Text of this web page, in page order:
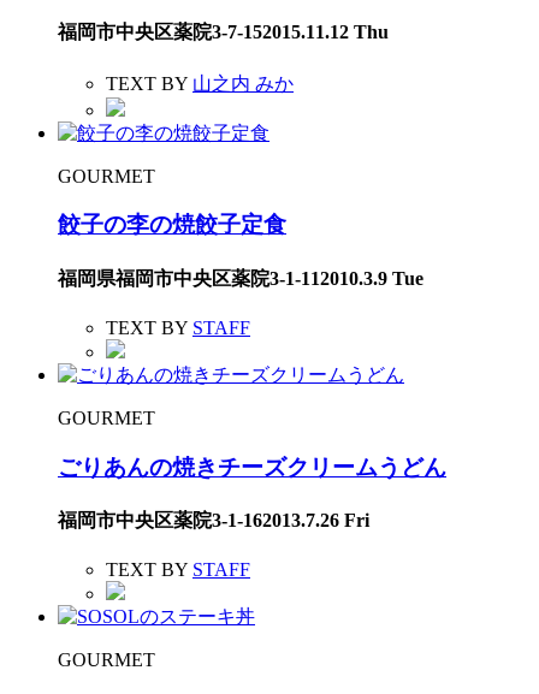
福岡市中央区薬院3-7-152015.11.12 Thu
TEXT BY 山之内 みか
GOURMET
餃子の李の焼餃子定食
福岡県福岡市中央区薬院3-1-112010.3.9 Tue
TEXT BY STAFF
GOURMET
ごりあんの焼きチーズクリームうどん
福岡市中央区薬院3-1-162013.7.26 Fri
TEXT BY STAFF
GOURMET